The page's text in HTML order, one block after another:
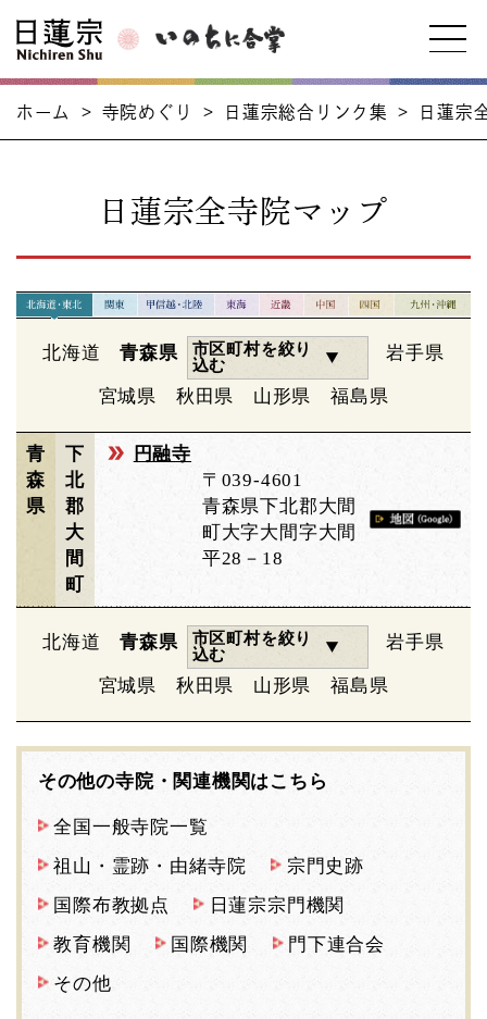
ホーム > 寺院めぐり > 日蓮宗総合リンク集 > 日蓮宗
日蓮宗全寺院マップ
北海道 青森県
市区町村を絞り
込む
岩手県
宮城県 秋田県 山形県 福島県
青
森
県
下
北
郡
大
間
町
円融寺
〒039-4601
青森県下北郡大間
町大字大間字大間
平28－18
北海道 青森県
市区町村を絞り
込む
岩手県
宮城県 秋田県 山形県 福島県
その他の寺院・関連機関はこちら
全国一般寺院一覧
祖山・霊跡・由緒寺院
宗門史跡
国際布教拠点
日蓮宗宗門機関
教育機関
国際機関
門下連合会
その他